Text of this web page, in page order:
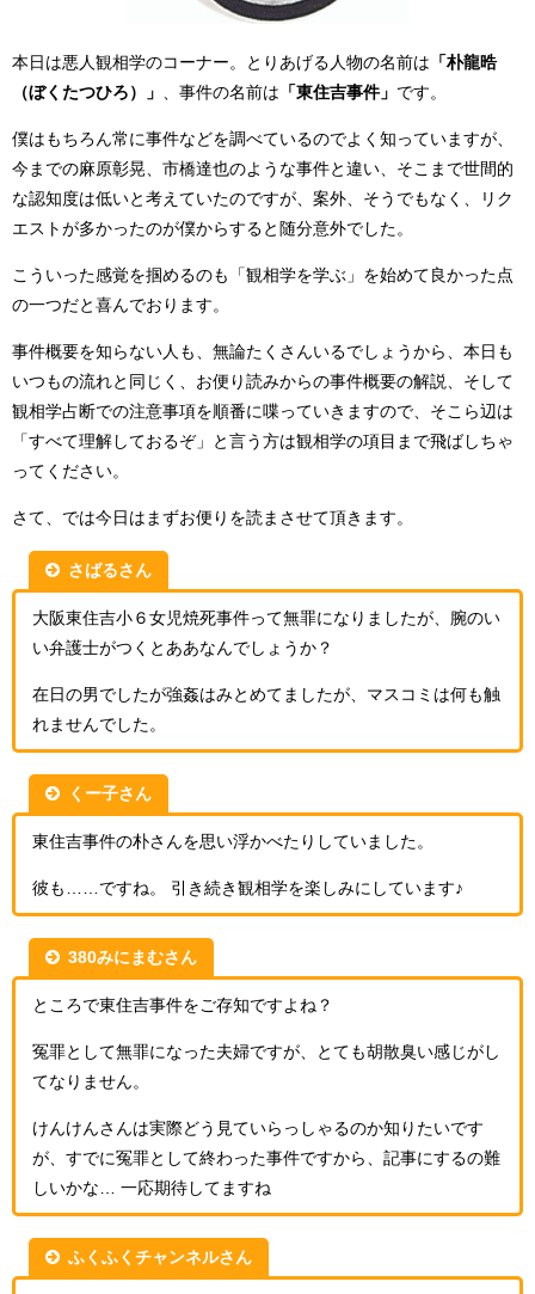
本日は悪人観相学のコーナー。とりあげる人物の名前は 「朴龍晧
（ぼくたつひろ）」
、事件の名前は 「東住吉事件」 です。
僕はもちろん常に事件などを調べているのでよく知っていますが、
今までの麻原彰晃、市橋達也のような事件と違い、そこまで世間的
な認知度は低いと考えていたのですが、案外、そうでもなく、リク
エストが多かったのが僕からすると随分意外でした。
こういった感覚を掴めるのも「観相学を学ぶ」を始めて良かった点
の一つだと喜んでおります。
事件概要を知らない人も、無論たくさんいるでしょうから、本日も
いつもの流れと同じく、お便り読みからの事件概要の解説、そして
観相学占断での注意事項を順番に喋っていきますので、そこら辺は
「すべて理解しておるぞ」と言う方は観相学の項目まで飛ばしちゃ
ってください。
さて、では今日はまずお便りを読まさせて頂きます。
さばるさん
大阪東住吉小６女児焼死事件って無罪になりましたが、腕のい
い弁護士がつくとああなんでしょうか？
在日の男でしたが強姦はみとめてましたが、マスコミは何も触
れませんでした。
くー子さん
東住吉事件の朴さんを思い浮かべたりしていました。
彼も……ですね。 引き続き観相学を楽しみにしています♪
380みにまむさん
ところで東住吉事件をご存知ですよね？
冤罪として無罪になった夫婦ですが、とても胡散臭い感じがし
てなりません。
けんけんさんは実際どう見ていらっしゃるのか知りたいです
が、すでに冤罪として終わった事件ですから、記事にするの難
しいかな… 一応期待してますね
ふくふくチャンネルさん